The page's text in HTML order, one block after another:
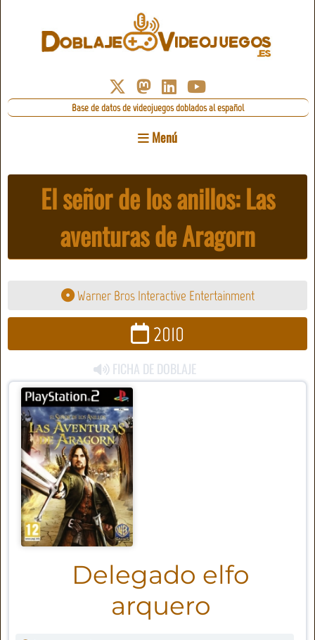
Base de datos de videojuegos doblados al español
Menú
El señor de los anillos: Las
aventuras de Aragorn
Warner Bros Interactive Entertainment
2010
FICHA DE DOBLAJE
Delegado elfo
arquero